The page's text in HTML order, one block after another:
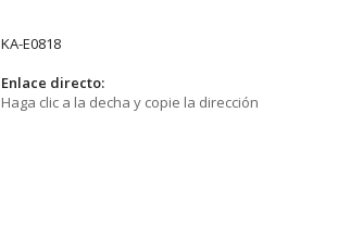
KA-E0818
Enlace directo:
Haga clic a la decha y copie la dirección